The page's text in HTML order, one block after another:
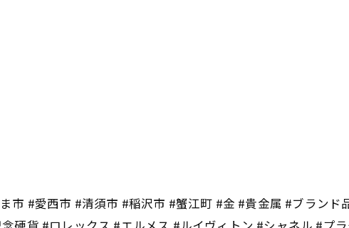
市 #愛西市 #清須市 #稲沢市 #蟹江町 #金 #貴金属 #ブランド